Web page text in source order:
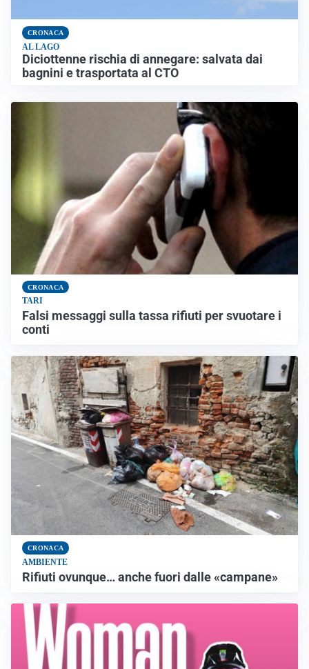
CRONACA
AL LAGO
Diciottenne rischia di annegare: salvata dai
bagnini e trasportata al CTO
CRONACA
TARI
Falsi messaggi sulla tassa rifiuti per svuotare i
conti
CRONACA
AMBIENTE
Rifiuti ovunque… anche fuori dalle «campane»